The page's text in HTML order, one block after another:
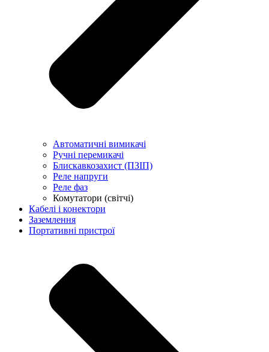
Автоматичні вимикачі
Ручні перемикачі
Блискавкозахист (ПЗІП)
Реле напруги
Реле фаз
Комутатори (світчі)
Кабелі і конектори
Заземлення
Портативні пристрої